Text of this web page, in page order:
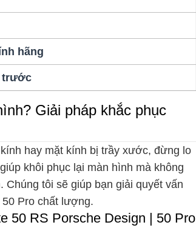
hãng
trước
Giải pháp khắc phục
hay mặt kính bị trầy xước, đừng lo
khôi phục lại màn hình mà không
tôi sẽ giúp bạn giải quyết vấn
Pro chất lượng.
50 RS Porsche Design | 50 Pro